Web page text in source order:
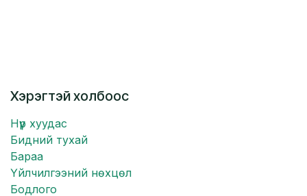
Хэрэгтэй холбоос
Нүүр хуудас
Бидний тухай
Бараа
Үйлчилгээний нөхцөл
Бодлого